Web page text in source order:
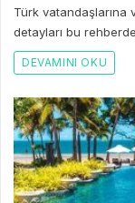
Türk
detayları bu
DEVAMINI OKU